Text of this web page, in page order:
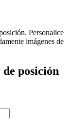
Personalice
imágenes de
posición